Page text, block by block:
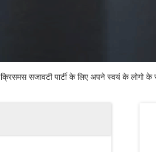
क्रिसमस सजावटी पार्टी के लिए अपने स्वयं के लोगो